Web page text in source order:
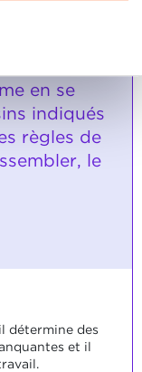
Politique de
en se
indiqués
règles de
le
détermine des
et il